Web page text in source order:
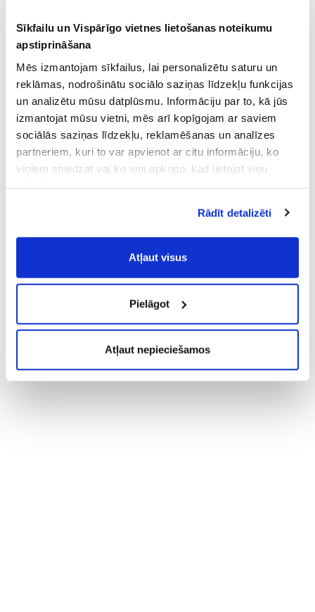
Sīkfailu un Vispārīgo vietnes lietošanas noteikumu
apstiprināšana
Mēs izmantojam sīkfailus, lai personalizētu saturu un
reklāmas, nodrošinātu sociālo saziņas līdzekļu funkcijas
un analizētu mūsu datplūsmu. Informāciju par to, kā jūs
izmantojat mūsu vietni, mēs arī kopīgojam ar saviem
sociālās saziņas līdzekļu, reklamēšanas un analīzes
partneriem, kuri to var apvienot ar citu informāciju, ko
viņiem sniedzat vai ko viņi apkopo, kad lietojat viņu
Vispārīgiem vietnes lietošanas
noteikumiem(saīsināti - VVLN).
Rādīt detalizēti
Atļaut visus
Pielāgot
Atļaut nepieciešamos